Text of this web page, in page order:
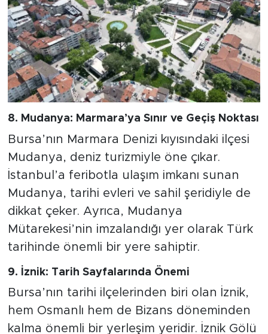
8. Mudanya: Marmara’ya Sınır ve Geçiş Noktası
Bursa’nın Marmara Denizi kıyısındaki ilçesi
Mudanya, deniz turizmiyle öne çıkar.
İstanbul’a feribotla ulaşım imkanı sunan
Mudanya, tarihi evleri ve sahil şeridiyle de
dikkat çeker. Ayrıca, Mudanya
Mütarekesi’nin imzalandığı yer olarak Türk
tarihinde önemli bir yere sahiptir.
9. İznik: Tarih Sayfalarında Önemi
Bursa’nın tarihi ilçelerinden biri olan İznik,
hem Osmanlı hem de Bizans döneminden
kalma önemli bir yerleşim yeridir. İznik Gölü